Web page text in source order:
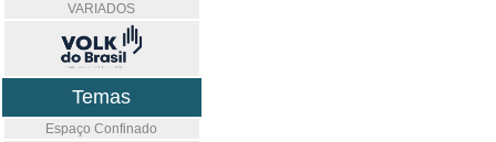
VARIADOS
Temas
Espaço Confinado